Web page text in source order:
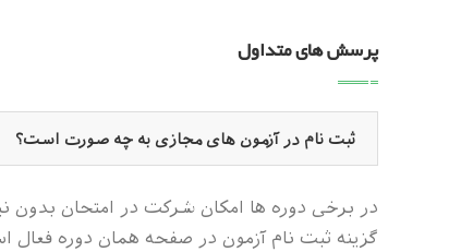
پرسش های متداول
ثبت نام در آزمون های مجازی به چه صورت است؟
در برخی دوره ها امکان شرکت در امتحان بدون
گزینه ثبت نام آزمون در صفحه همان دوره